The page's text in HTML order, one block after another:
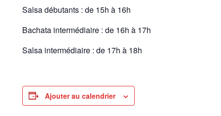
Salsa débutants : de 15h à 16h
Bachata intermédiaire : de 16h à 17h
Salsa intermédiaire : de 17h à 18h
Ajouter au calendrier